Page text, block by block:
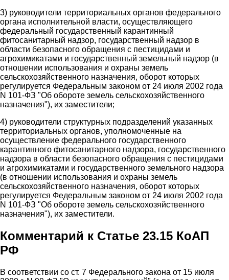
3) руководители территориальных органов федерального
органа исполнительной власти, осуществляющего
федеральный государственный карантинный
фитосанитарный надзор, государственный надзор в
области безопасного обращения с пестицидами и
агрохимикатами и государственный земельный надзор (в
отношении использования и охраны земель
сельскохозяйственного назначения, оборот которых
регулируется Федеральным законом от 24 июля 2002 года
N 101-ФЗ "Об обороте земель сельскохозяйственного
назначения"), их заместители;
4) руководители структурных подразделений указанных
территориальных органов, уполномоченные на
осуществление федерального государственного
карантинного фитосанитарного надзора, государственного
надзора в области безопасного обращения с пестицидами
и агрохимикатами и государственного земельного надзора
(в отношении использования и охраны земель
сельскохозяйственного назначения, оборот которых
регулируется Федеральным законом от 24 июля 2002 года
N 101-ФЗ "Об обороте земель сельскохозяйственного
назначения"), их заместители.
Комментарий к Статье 23.15 КоАП
РФ
В соответствии со ст. 7 Федерального закона от 15 июля